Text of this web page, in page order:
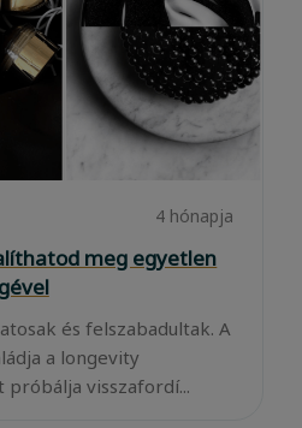
4 hónapja
meg egyetlen
és felszabadultak. A
a longevity
visszafordí...